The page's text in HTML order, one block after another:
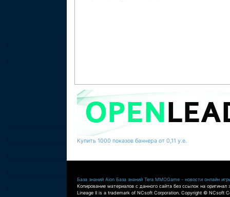
Купить 1000 показов баннера от 0,11 у.е.
База знаний Aion База знаний Tera MMOGame - новости онлайн
Копирование материалов с данного сайта без ссылок на оригинал
Lineage II is a trademark of NCsoft Corporation. Copyright © NCsoft